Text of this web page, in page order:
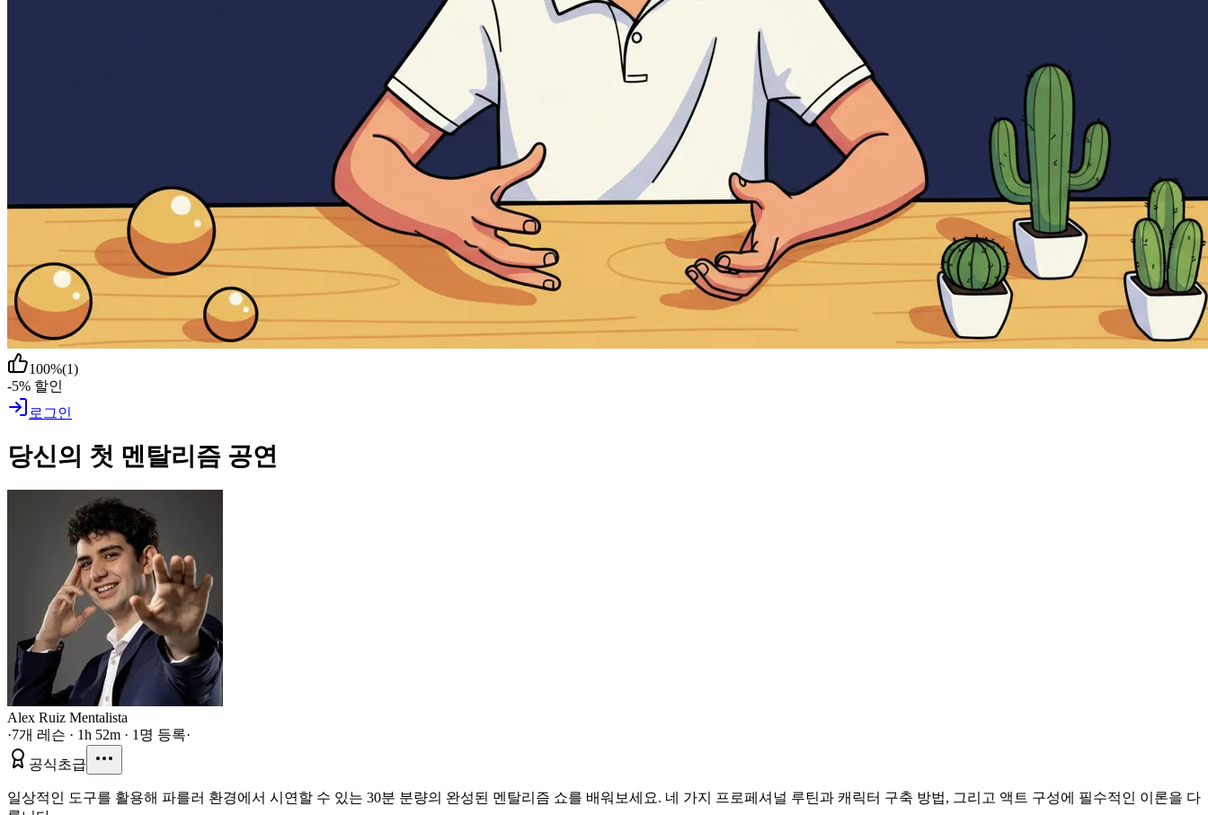
100%(1)
-5% 할인
로그인
당신의 첫 멘탈리즘 공연
Alex Ruiz Mentalista
·7개 레슨 · 1h 52m · 1명 등록·
공식초급
일상적인 도구를 활용해 파를러 환경에서 시연할 수 있는 30분 분량의 완성된 멘탈리즘 쇼를 배워보세요. 네 가지 프로페셔널 루틴과 캐릭터 구축 방법, 그리고 액트 구성에 필수적인 이론을 다